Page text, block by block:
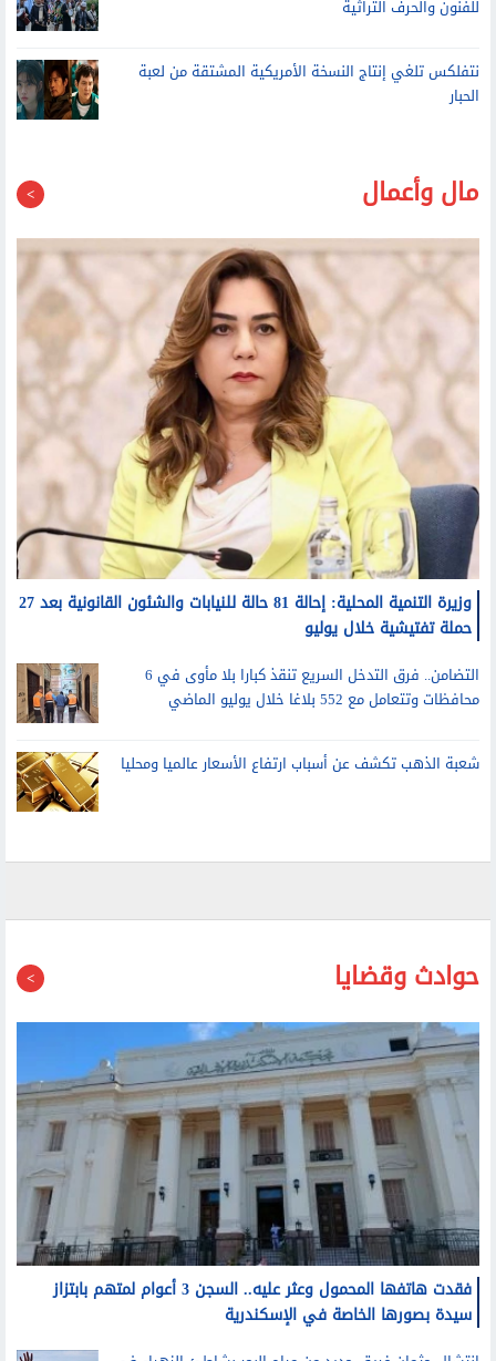
للفنون والحرف التراثية
نتفلكس تلغي إنتاج النسخة الأمريكية المشتقة من لعبة
الحبار
مال وأعمال
وزيرة التنمية المحلية: إحالة 81 حالة للنيابات والشئون القانونية بعد 27
حملة تفتيشية خلال يوليو
التضامن.. فرق التدخل السريع تنقذ كبارا بلا مأوى في 6
محافظات وتتعامل مع 552 بلاغا خلال يوليو الماضي
شعبة الذهب تكشف عن أسباب ارتفاع الأسعار عالميا ومحليا
حوادث وقضايا
فقدت هاتفها المحمول وعثر عليه.. السجن 3 أعوام لمتهم بابتزاز
سيدة بصورها الخاصة في الإسكندرية